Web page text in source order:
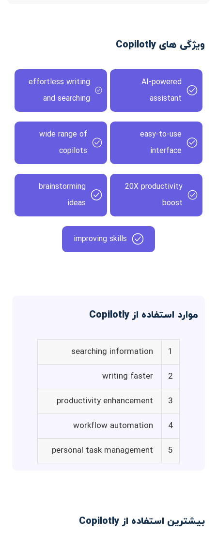
ویژگی های Copilotly
AI-powered
assistant
effortless writing
and searching
easy-to-use
interface
wide range of
copilots
20X productivity
boost
brainstorming
ideas
improving skills
موارد استفاده از Copilotly
1
searching information
2
writing faster
3
productivity enhancement
4
workflow automation
5
personal task management
بیشترین استفاده از Copilotly